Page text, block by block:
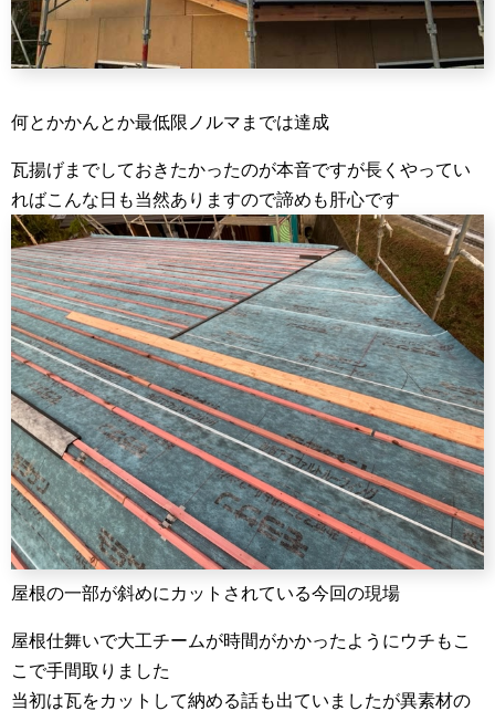
何とかかんとか最低限ノルマまでは達成
瓦揚げまでしておきたかったのが本音ですが長くやってい
ればこんな日も当然ありますので諦めも肝心です
屋根の一部が斜めにカットされている今回の現場
屋根仕舞いで大工チームが時間がかかったようにウチもこ
こで手間取りました
当初は瓦をカットして納める話も出ていましたが異素材の